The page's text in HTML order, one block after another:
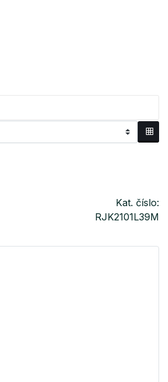
Kat. číslo:
RJK2101L39M